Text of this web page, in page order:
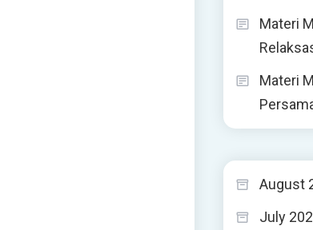
Materi
Materi
August
July